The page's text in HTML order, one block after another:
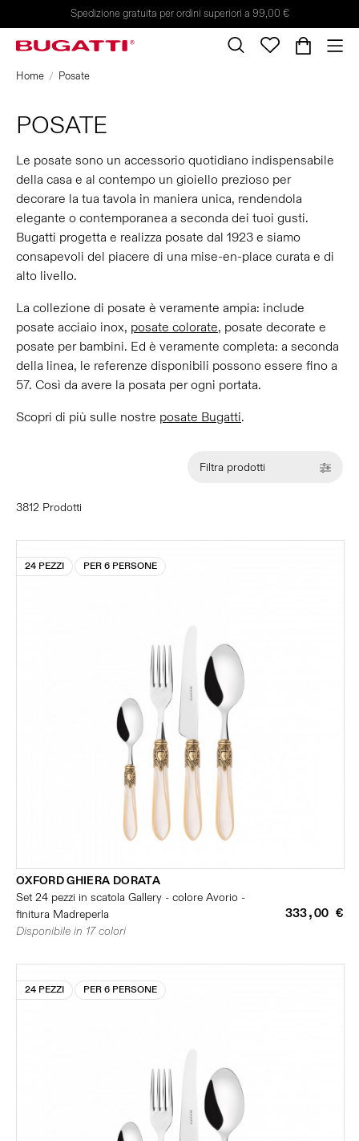
Spedizione gratuita per ordini superiori a 99,00 €
Home Posate
POSATE
Le posate sono un accessorio quotidiano indispensabile
della casa e al contempo un gioiello prezioso per
decorare la tua tavola in maniera unica, rendendola
elegante o contemporanea a seconda dei tuoi gusti.
Bugatti progetta e realizza posate dal 1923 e siamo
consapevoli del piacere di una mise-en-place curata e di
alto livello.
La collezione di posate è veramente ampia: include
posate acciaio inox, posate colorate, posate decorate e
posate per bambini. Ed è veramente completa: a seconda
della linea, le referenze disponibili possono essere fino a
57. Così da avere la posata per ogni portata.
Scopri di più sulle nostre posate Bugatti.
Filtra prodotti
3812 Prodotti
24 PEZZI PER 6 PERSONE
OXFORD GHIERA DORATA
Set 24 pezzi in scatola Gallery - colore Avorio -
finitura Madreperla
333,00 €
Disponibile in 17 colori
24 PEZZI PER 6 PERSONE